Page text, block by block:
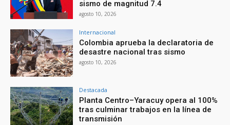
sismo de magnitud 7.4
agosto 10, 2026
Internacional
Colombia aprueba la declaratoria de
desastre nacional tras sismo
agosto 10, 2026
Destacada
Planta Centro–Yaracuy opera al 100%
tras culminar trabajos en la línea de
transmisión